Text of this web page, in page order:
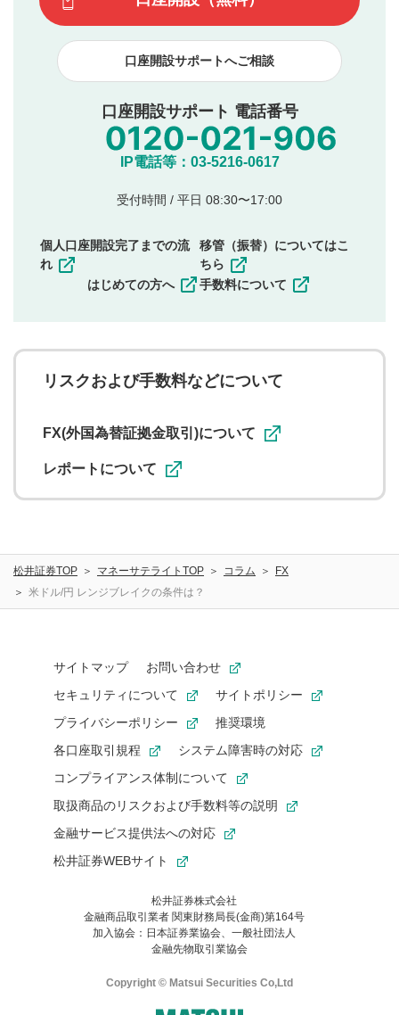
口座開設サポートへご相談
口座開設サポート 電話番号
IP電話等：03-5216-0617
受付時間 / 平日 08:30〜17:00
個人口座開設完了までの流
れ
はじめての方へ
移管（振替）についてはこ
ちら
手数料について
リスクおよび手数料などについて
FX(外国為替証拠金取引)について
レポートについて
松井証券TOP マネーサテライトTOP コラム
FX
米ドル/円 レンジブレイクの条件は？
サイトマップ
お問い合わせ
セキュリティについて
サイトポリシー
プライバシーポリシー
推奨環境
各口座取引規程
システム障害時の対応
コンプライアンス体制について
取扱商品のリスクおよび手数料等の説明
金融サービス提供法への対応
松井証券WEBサイト
松井証券株式会社
金融商品取引業者 関東財務局長(金商)第164号
加入協会：日本証券業協会、一般社団法人
金融先物取引業協会
Copyright © Matsui Securities Co,Ltd
お気に入り機能は松井証券の会員限定の機能です。
お気に入り登録いただくと、後からいつでもお気に入りのコンテ
ンツを一覧でご確認いただけます。
ご利用いただくには口座開設が必要です。